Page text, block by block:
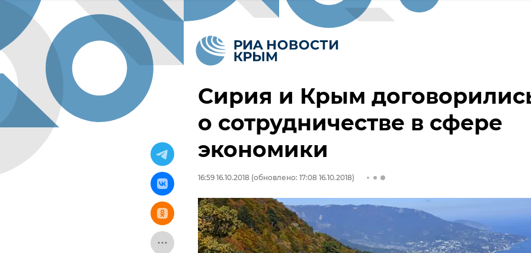
Сирия и Крым
о сотрудничестве в сфере
экономики
16:59 16.10.2018 (обновлено: 17:08 16.10.2018)